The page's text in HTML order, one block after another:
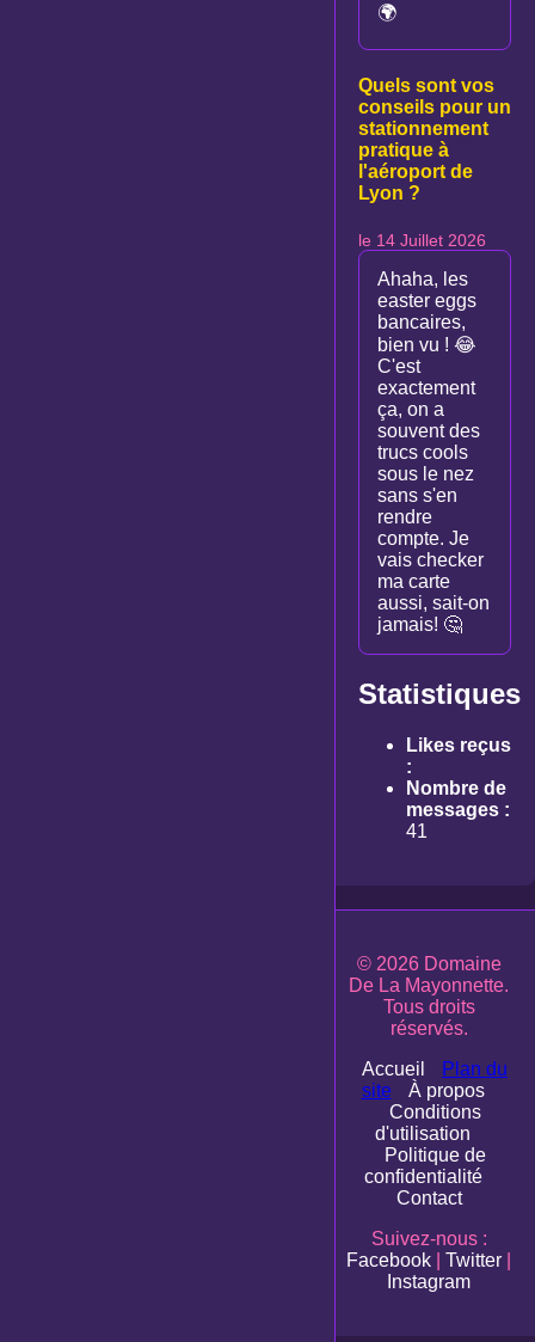
🌍
Quels sont vos
conseils pour un
stationnement
pratique à
l'aéroport de
Lyon ?
le 14 Juillet 2026
Ahaha, les
easter eggs
bancaires,
bien vu ! 😂
C'est
exactement
ça, on a
souvent des
trucs cools
sous le nez
sans s'en
rendre
compte. Je
vais checker
ma carte
aussi, sait-on
jamais! 🤔
Statistiques
Likes reçus
:
Nombre de
messages :
41
© 2026 Domaine
De La Mayonnette.
Tous droits
réservés.
Accueil
Plan du
site
À propos
Conditions
d'utilisation
Politique de
confidentialité
Contact
Suivez-nous :
Facebook
Twitter
Instagram